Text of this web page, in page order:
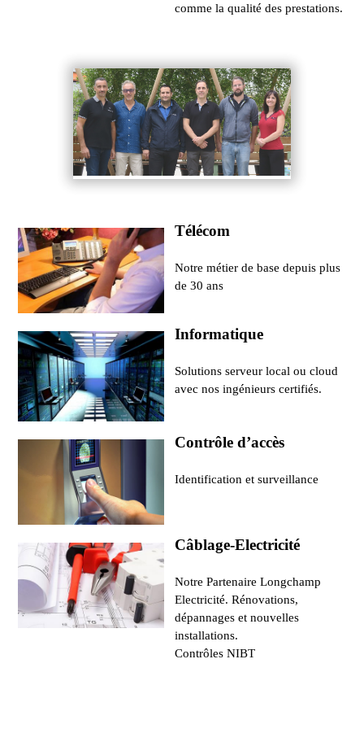
comme la qualité des prestations.
Télécom
Notre métier de base depuis plus
de 30 ans
Informatique
Solutions serveur local ou cloud
avec nos ingénieurs certifiés.
Contrôle d’accès
Identification et surveillance
Câblage-Electricité
Notre Partenaire Longchamp
Electricité. Rénovations,
dépannages et nouvelles
installations.
Contrôles NIBT